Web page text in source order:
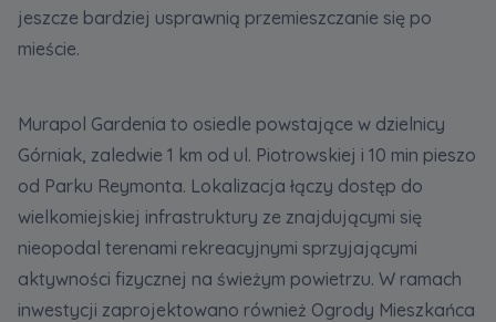
jeszcze bardziej usprawnią przemieszczanie się po
mieście.
Murapol Gardenia to osiedle powstające w dzielnicy
Górniak, zaledwie 1 km od ul. Piotrowskiej i 10 min pieszo
od Parku Reymonta. Lokalizacja łączy dostęp do
wielkomiejskiej infrastruktury ze znajdującymi się
nieopodal terenami rekreacyjnymi sprzyjającymi
aktywności fizycznej na świeżym powietrzu. W ramach
inwestycji zaprojektowano również Ogrody Mieszkańca